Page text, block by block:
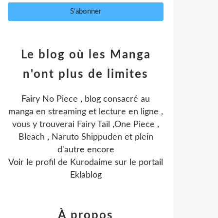
Le blog où les Manga
n'ont plus de limites
Fairy No Piece , blog consacré au
manga en streaming et lecture en ligne ,
vous y trouverai Fairy Tail ,One Piece ,
Bleach , Naruto Shippuden et plein
d'autre encore
Voir le profil de Kurodaime sur le portail
Eklablog
À propos